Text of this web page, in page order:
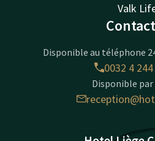
Valk
Disponible au téléphone
0032 4
Disponible